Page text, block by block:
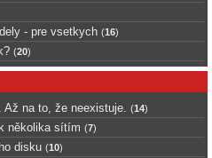
- pre vsetkych (16)
(20)
na to, že neexistuje. (14)
několika sítím (7)
disku (10)